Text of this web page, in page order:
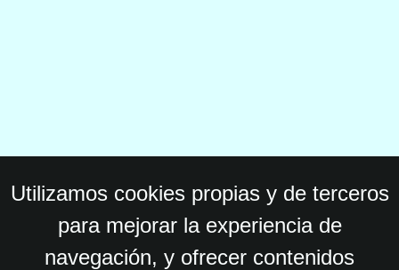
Utilizamos cookies propias y de terceros
para mejorar la experiencia de
navegación, y ofrecer contenidos